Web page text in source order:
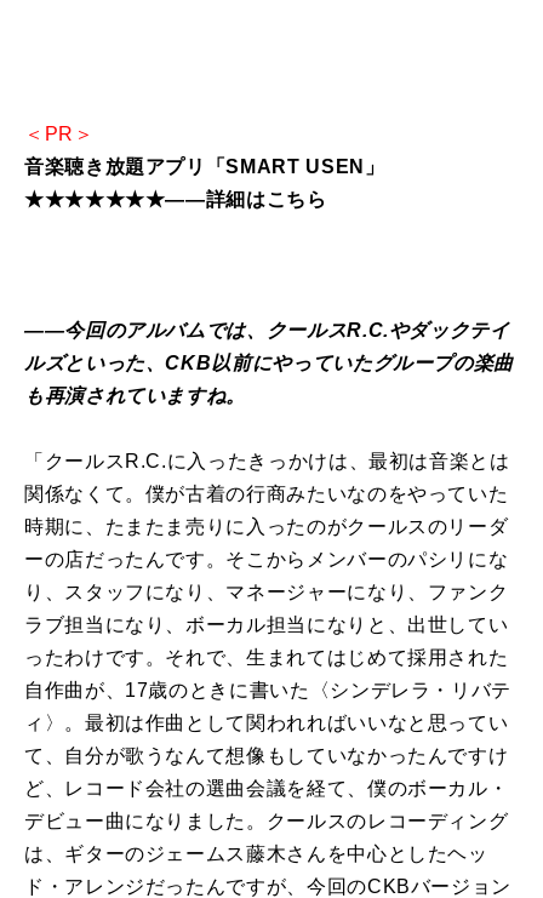
＜PR＞
音楽聴き放題アプリ「SMART USEN」
★★★★★★★――詳細はこちら
――今回のアルバムでは、クールスR.C.やダックテイ
ルズといった、CKB以前にやっていたグループの楽曲
も再演されていますね。
「クールスR.C.に入ったきっかけは、最初は音楽とは
関係なくて。僕が古着の行商みたいなのをやっていた
時期に、たまたま売りに入ったのがクールスのリーダ
ーの店だったんです。そこからメンバーのパシリにな
り、スタッフになり、マネージャーになり、ファンク
ラブ担当になり、ボーカル担当になりと、出世してい
ったわけです。それで、生まれてはじめて採用された
自作曲が、17歳のときに書いた〈シンデレラ・リバテ
ィ〉。最初は作曲として関われればいいなと思ってい
て、自分が歌うなんて想像もしていなかったんですけ
ど、レコード会社の選曲会議を経て、僕のボーカル・
デビュー曲になりました。クールスのレコーディング
は、ギターのジェームス藤木さんを中心としたヘッ
ド・アレンジだったんですが、今回のCKBバージョン